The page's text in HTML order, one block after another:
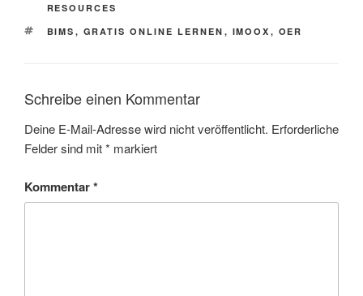
RESOURCES
SCHLAGWÖRTER
BIMS , GRATIS ONLINE LERNEN , IMOOX , OER
Schreibe einen Kommentar
Deine E-Mail-Adresse wird nicht veröffentlicht. Erforderliche
Felder sind mit* markiert
Kommentar*